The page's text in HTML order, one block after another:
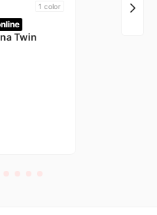
1 color
Twin